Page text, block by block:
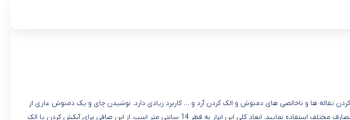
جدا کردن تفاله ها و ناخالصی های دمنوش و الک کردن آرد و … کاربرد زیادی دارد. نوشیدن چای و یک دمنوش عاری از
تفاله بسیار لذت بخش است. ظاهر ساده و کاربردی صافی استیل باعث شده تا به راحتی از آن بتوانید برای مصارف مختلف استفاده نمایید. ابعاد کلی این ابزار به قطر 14 سانتی متر است. از این صافی برای آبکش کردن یا الک